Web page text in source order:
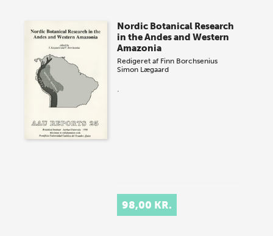
Nordic Botanical Research
in the Andes and Western
Amazonia
Redigeret af Finn Borchsenius
Simon Lægaard
.
98,00 KR.